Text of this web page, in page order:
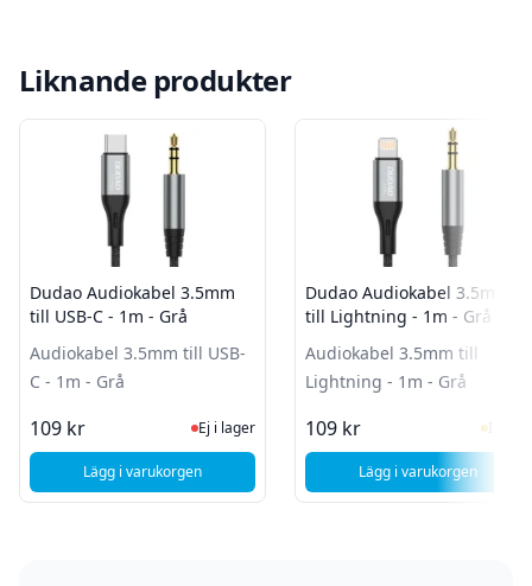
Liknande produkter
Dudao Audiokabel 3.5mm
till USB-C - 1m - Grå
Audiokabel 3.5mm till USB-
C - 1m - Grå
109 kr Ej i lager, besök produktsidan för
Ej i lager
Lägg i varukorgen , Dudao Audiokabel 3.5mm till USB-C - 1m - Grå
Dudao Audiokabel 3.5mm
till Lightning - 1m - Grå
Audiokabel 3.5mm till
Lightning - 1m - Grå
109 kr I
Lägg i varukorgen
, Dudao